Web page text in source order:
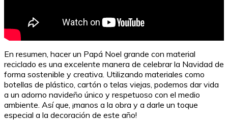
En resumen, hacer un Papá Noel grande con material
reciclado es una excelente manera de celebrar la Navidad de
forma sostenible y creativa. Utilizando materiales como
botellas de plástico, cartón o telas viejas, podemos dar vida
a un adorno navideño único y respetuoso con el medio
ambiente. Así que, ¡manos a la obra y a darle un toque
especial a la decoración de este año!